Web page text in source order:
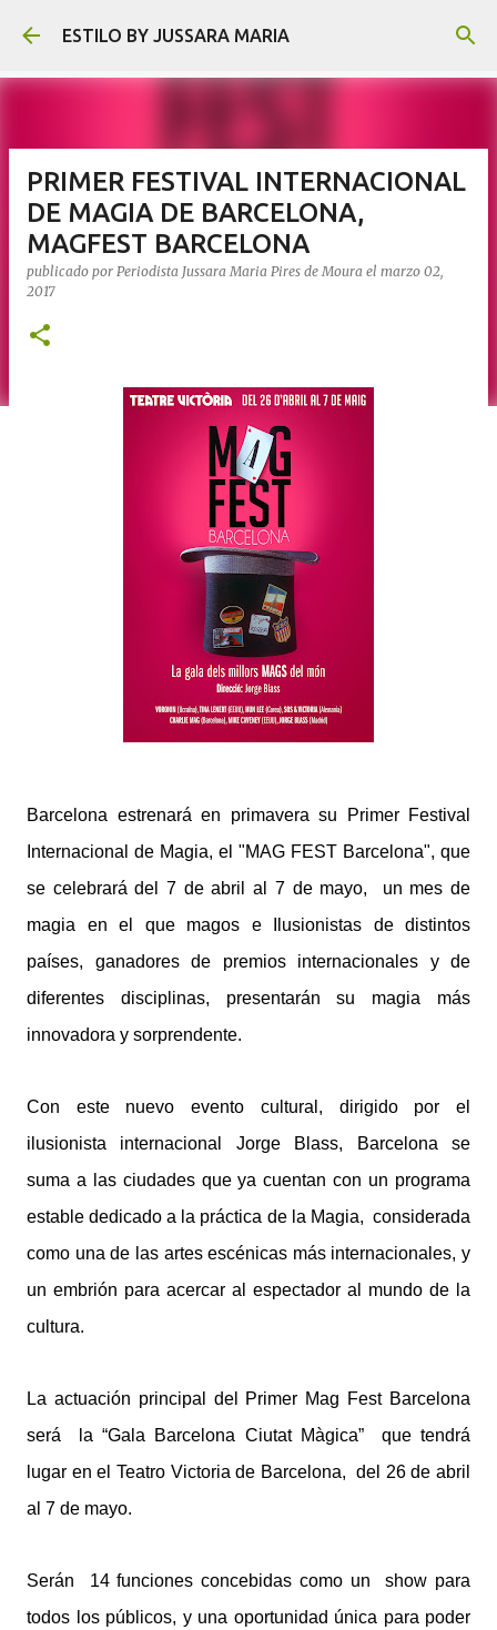
Ir al contenido principal
ESTILO BY JUSSARA MARIA
PRIMER FESTIVAL INTERNACIONAL
DE MAGIA DE BARCELONA,
MAGFEST BARCELONA
publicado por Periodista Jussara Maria Pires de Moura el marzo 02,
2017
Barcelona estrenará en primavera su Primer Festival
Internacional de Magia, el "MAG FEST Barcelona", que
se celebrará del 7 de abril al 7 de mayo, un mes de
magia en el que magos e Ilusionistas de distintos
países, ganadores de premios internacionales y de
diferentes disciplinas, presentarán su magia más
innovadora y sorprendente.
Con este nuevo evento cultural, dirigido por el
ilusionista internacional Jorge Blass, Barcelona se
suma a las ciudades que ya cuentan con un programa
estable dedicado a la práctica de la Magia, considerada
como una de las artes escénicas más internacionales, y
un embrión para acercar al espectador al mundo de la
cultura.
La actuación principal del Primer Mag Fest Barcelona
será la “Gala Barcelona Ciutat Màgica” que tendrá
lugar en el Teatro Victoria de Barcelona, del 26 de abril
al 7 de mayo.
Serán 14 funciones concebidas como un show para
todos los públicos, y una oportunidad única para poder